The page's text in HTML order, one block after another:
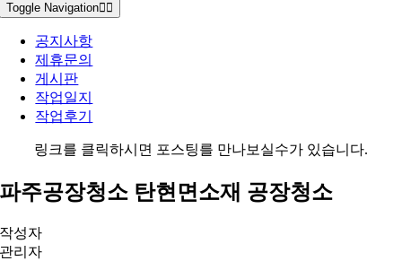
Toggle Navigation
공지사항
제휴문의
게시판
작업일지
작업후기
링크를 클릭하시면 포스팅를 만나보실수가 있습니다.
파주공장청소 탄현면소재 공장청소
작성자
관리자